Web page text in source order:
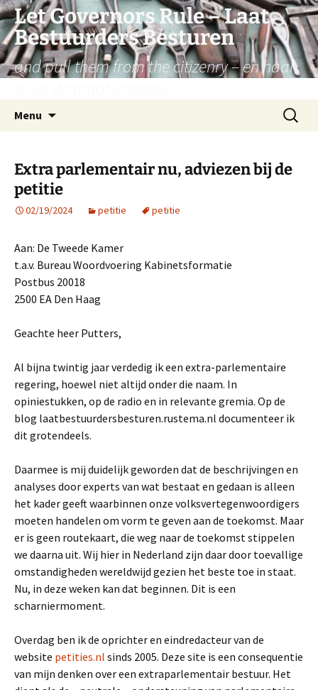
Let Governors Rule – Laat
Bestuurders Besturen
and pull them from the citizenry – en haal
Menu
Search
for:
Extra parlementair nu, adviezen bij de
petitie
02/19/2024 petitie petitie
Aan: De Tweede Kamer
t.a.v. Bureau Woordvoering Kabinetsformatie
Postbus 20018
2500 EA Den Haag
Geachte heer Putters,
Al bijna twintig jaar verdedig ik een extra-parlementaire
regering, hoewel niet altijd onder die naam. In
opiniestukken, op de radio en in relevante gremia. Op de
blog laatbestuurdersbesturen.rustema.nl documenteer ik
dit grotendeels.
Daarmee is mij duidelijk geworden dat de beschrijvingen en
analyses door experts van wat bestaat en gedaan is alleen
het kader geeft waarbinnen onze volksvertegenwoordigers
moeten handelen om vorm te geven aan de toekomst. Maar
er is geen routekaart, die weg naar de toekomst stippelen
we daarna uit. Wij hier in Nederland zijn daar door toevallige
omstandigheden wereldwijd gezien het beste toe in staat.
Nu, in deze weken kan dat beginnen. Dit is een
scharniermoment.
Overdag ben ik de oprichter en eindredacteur van de
website petities.nl sinds 2005. Deze site is een consequentie
van mijn denken over een extraparlementair bestuur. Het